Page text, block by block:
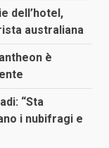
dell’hotel,
australiana
è
“Sta
i nubifragi e